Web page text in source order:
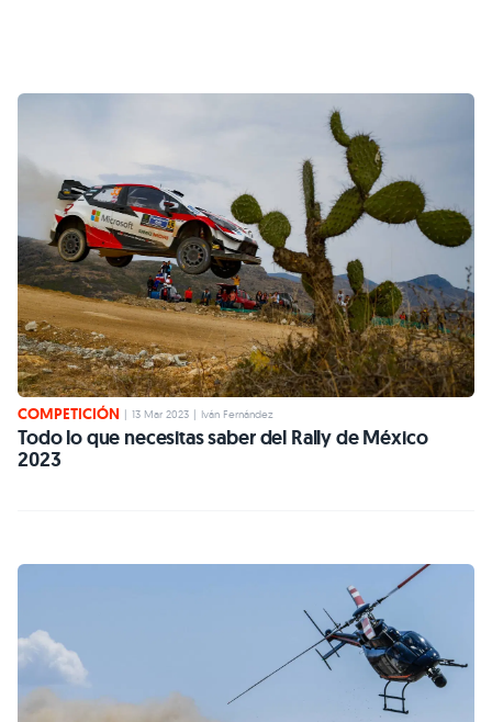
COMPETICIÓN | 13 Mar 2023 | Iván Fernández
Todo lo que necesitas saber del Rally de México
2023